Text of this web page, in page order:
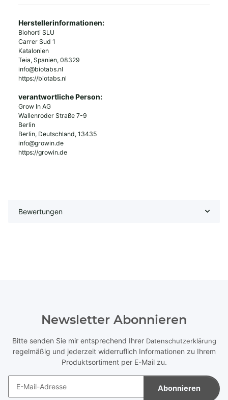
Herstellerinformationen:
Biohorti SLU
Carrer Sud 1
Katalonien
Teia, Spanien, 08329
info@biotabs.nl
https://biotabs.nl
verantwortliche Person:
Grow In AG
Wallenroder Straße 7-9
Berlin
Berlin, Deutschland, 13435
info@growin.de
https://growin.de
Bewertungen
Newsletter Abonnieren
Bitte senden Sie mir entsprechend Ihrer Datenschutzerklärung
regelmäßig und jederzeit widerruflich Informationen zu Ihrem
Produktsortiment per E-Mail zu.
Abonnieren